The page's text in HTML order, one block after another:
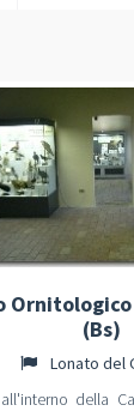
(Bs)
Lonato del
della